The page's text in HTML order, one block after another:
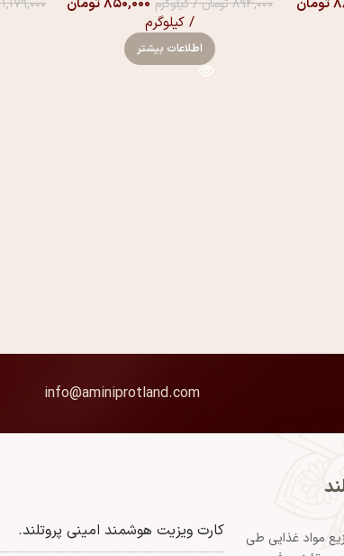
۸۹۴,۰۰۰تومان/ کیلوگرم
/ کیلوگرم
اطلاعات بیشتر
۱,۱۷۹,۰۰۰
info@aminiprotland.com
مواد غذایی طی
کارت ویزیت هوشمند امینی پروتلند.